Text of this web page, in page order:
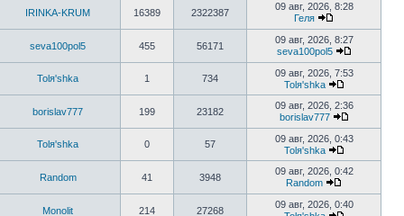
к
сообщению
IRINKA-KRUM 16389 2322387
09 авг, 2026, 8:28
Геля
Перейти
к
последнему
seva100pol5 455 56171
09 авг, 2026, 8:27
seva100pol5
Перейти
к
сообщению
Tolя'shka 1 734
09 авг, 2026, 7:53
Tolя'shka
Перейти
к
последнему
сообщению
borislav777 199 23182
09 авг, 2026, 2:36
borislav777
Перейти
к
сообщению
Tolя'shka 0 57
09 авг, 2026, 0:43
Tolя'shka
Перейти
к
сообщению
Random 41 3948
09 авг, 2026, 0:42
Random
Перейти
к
последнему
Monolit 214 27268
09 авг, 2026, 0:40